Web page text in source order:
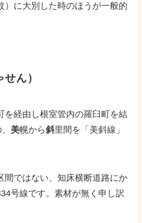
）に大別した時のほうが一般的
ん）
を経由し根室管内の羅臼町を結
美幌から斜里間を「美斜線」
間ではない、知床横断道路にか
号線です。素材が無く申し訳